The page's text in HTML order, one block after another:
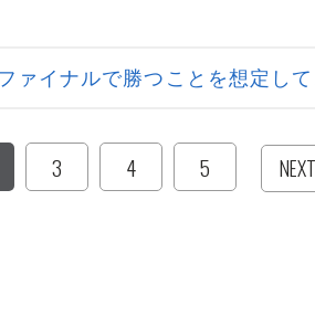
イナルで勝つことを想定して
3 4 5 NEXT